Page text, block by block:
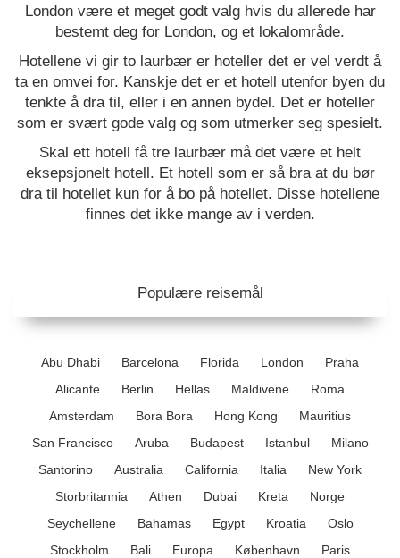
London være et meget godt valg hvis du allerede har
bestemt deg for London, og et lokalområde.
Hotellene vi gir to laurbær er hoteller det er vel verdt å
ta en omvei for. Kanskje det er et hotell utenfor byen du
tenkte å dra til, eller i en annen bydel. Det er hoteller
som er svært gode valg og som utmerker seg spesielt.
Skal ett hotell få tre laurbær må det være et helt
eksepsjonelt hotell. Et hotell som er så bra at du bør
dra til hotellet kun for å bo på hotellet. Disse hotellene
finnes det ikke mange av i verden.
Populære reisemål
Abu Dhabi Barcelona Florida London
Praha
Alicante
Berlin Hellas Maldivene
Roma
Amsterdam
Bora Bora Hong Kong
Mauritius
San Francisco
Aruba Budapest Istanbul
Milano
Santorino
Australia California Italia
New York
Storbritannia
Athen Dubai Kreta
Norge
Seychellene
Bahamas Egypt Kroatia
Oslo
Stockholm
Bali Europa København Paris